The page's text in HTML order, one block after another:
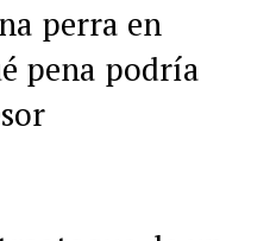
perra en
pena podría